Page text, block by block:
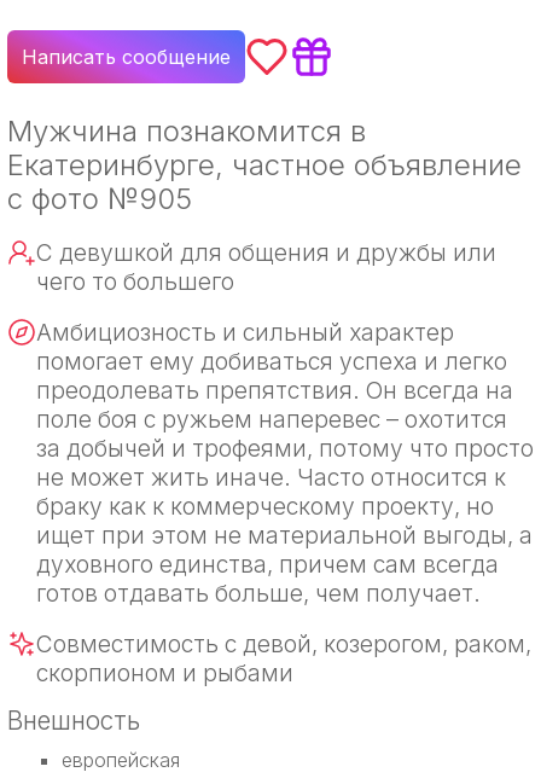
Написать сообщение
Мужчина познакомится в
Екатеринбурге, частное объявление
с фото №905
С девушкой для общения и дружбы или
чего то большего
Амбициозность и сильный характер
помогает ему добиваться успеха и легко
преодолевать препятствия. Он всегда на
поле боя с ружьем наперевес – охотится
за добычей и трофеями, потому что просто
не может жить иначе. Часто относится к
браку как к коммерческому проекту, но
ищет при этом не материальной выгоды, а
духовного единства, причем сам всегда
готов отдавать больше, чем получает.
Совместимость с девой, козерогом, раком,
скорпионом и рыбами
Внешность
европейская